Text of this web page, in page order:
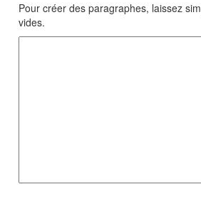
Pour créer des paragraphes, laissez
vides.